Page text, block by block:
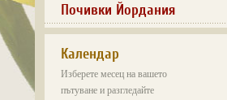
Почивки Йордания
Календар
Изберете месец на вашето
пътуване и разгледайте